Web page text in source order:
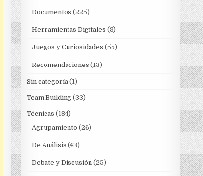
Documentos (225)
Herramientas Digitales (8)
Juegos y Curiosidades (55)
Recomendaciones (13)
Sin categoría(1)
Team Building(33)
Técnicas (184)
Agrupamiento (26)
De Análisis (43)
Debate y Discusión(25)